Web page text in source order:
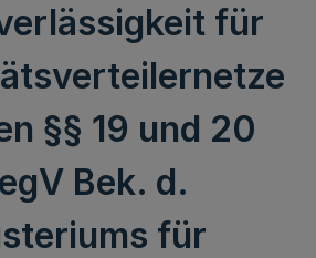
für
§§ 19 und 20
Bek. d.
für